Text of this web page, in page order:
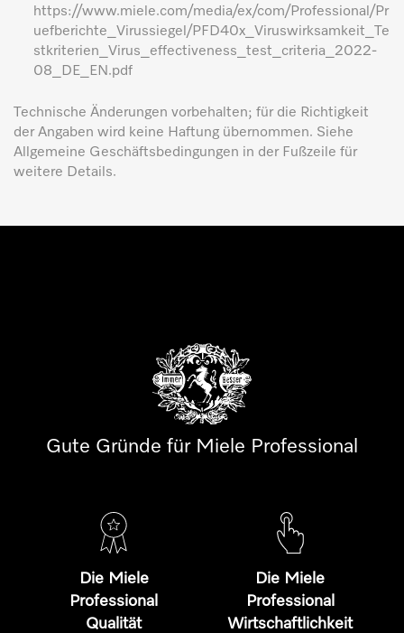
https://www.miele.com/media/ex/com/Professional/Pr
uefberichte_Virussiegel/PFD40x_Viruswirksamkeit_Te
stkriterien_Virus_effectiveness_test_criteria_2022-
08_DE_EN.pdf
Technische Änderungen vorbehalten; für die Richtigkeit
der Angaben wird keine Haftung übernommen. Siehe
Allgemeine Geschäftsbedingungen in der Fußzeile für
weitere Details.
Gute Gründe für Miele Professional
Die Miele
Professional
Qualität
Die Miele
Professional
Wirtschaftlichkeit